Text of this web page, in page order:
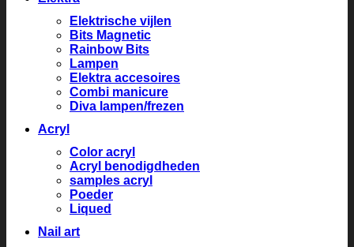
Elektrische vijlen
Bits Magnetic
Rainbow Bits
Lampen
Elektra accesoires
Combi manicure
Diva lampen/frezen
Acryl
Color acryl
Acryl benodigdheden
samples acryl
Poeder
Liqued
Nail art